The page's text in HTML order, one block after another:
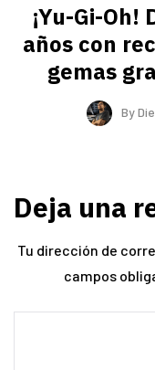
¡Yu-Gi-Oh!
años con
gemas
By
Deja una
Tu dirección de
campos